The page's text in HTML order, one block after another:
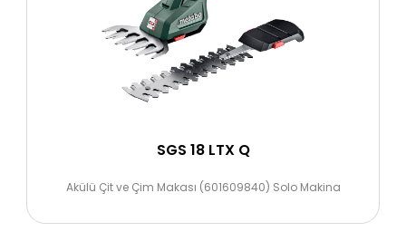
SGS 18 LTX Q
Akülü Çit ve Çim Makası (601609840) Solo Makina